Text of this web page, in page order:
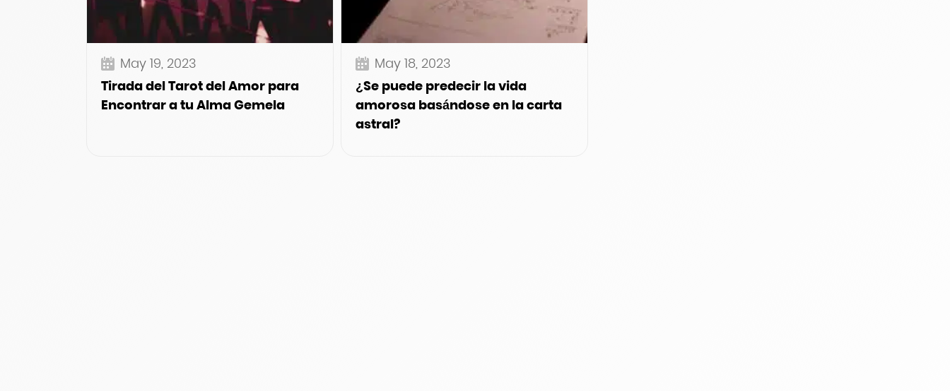
May 19, 2023
Tirada del Tarot del Amor para
Encontrar a tu Alma Gemela
May 18, 2023
¿Se puede predecir la vida
amorosa basándose en la carta
astral?